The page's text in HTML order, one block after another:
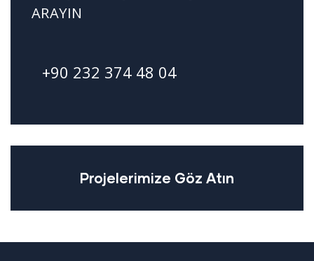
ARAYIN
+90 232 374 48 04
Projelerimize Göz Atın